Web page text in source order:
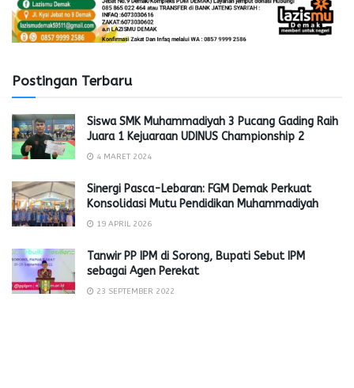
Postingan Terbaru
Siswa SMK Muhammadiyah 3 Pucang Gading Raih
Juara 1 Kejuaraan UDINUS Championship 2
4 MARET 2024
Sinergi Pasca-Lebaran: FGM Demak Perkuat
Konsolidasi Mutu Pendidikan Muhammadiyah
19 APRIL 2026
Tanwir PP IPM di Sorong, Bupati Sebut IPM
sebagai Agen Perekat
23 SEPTEMBER 2022